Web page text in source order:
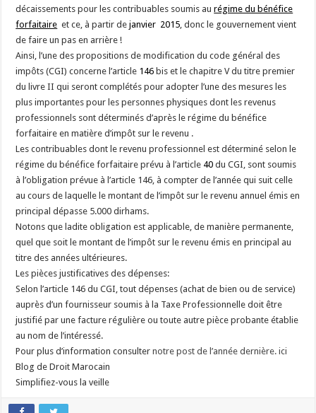
décaissements pour les contribuables soumis au régime du bénéfice
forfaitaire et ce, à partir dejanvier 2015, donc le gouvernement vient
de faire un pas en arrière !
Ainsi, l’une des propositions de modification du code général des
impôts (CGI) concerne l’article 146 bis et le chapitre V du titre premier
du livre II qui seront complétés pour adopter l’une des mesures les
plus importantes pour les personnes physiques dont les revenus
professionnels sont déterminés d’après le régime du bénéfice
forfaitaire en matière d’impôt sur le revenu .
Les contribuables dont le revenu professionnel est déterminé selon le
régime du bénéfice forfaitaire prévu à l’article 40 du CGI, sont soumis
à l’obligation prévue à l’article 146, à compter de l’année qui suit celle
au cours de laquelle le montant de l’impôt sur le revenu annuel émis en
principal dépasse 5.000 dirhams.
Notons que ladite obligation est applicable, de manière permanente,
quel que soit le montant de l’impôt sur le revenu émis en principal au
titre des années ultérieures.
Les pièces justificatives des dépenses:
Selon l’article 146 du CGI, tout dépenses (achat de bien ou de service)
auprès d’un fournisseur soumis à la Taxe Professionnelle doit être
justifié par une facture régulière ou toute autre pièce probante établie
au nom de l’intéressé.
Pour plus d’information consulternotre post de l’année dernière. ici
Blog de Droit Marocain
Simplifiez-vous la veille